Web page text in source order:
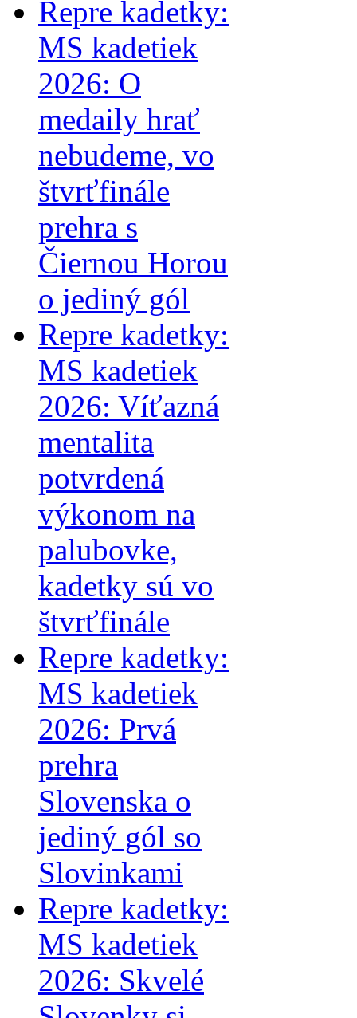
Repre kadetky:
MS kadetiek
2026: O
medaily hrať
nebudeme, vo
štvrťfinále
prehra s
Čiernou Horou
o jediný gól
Repre kadetky:
MS kadetiek
2026: Víťazná
mentalita
potvrdená
výkonom na
palubovke,
kadetky sú vo
štvrťfinále
Repre kadetky:
MS kadetiek
2026: Prvá
prehra
Slovenska o
jediný gól so
Slovinkami
Repre kadetky:
MS kadetiek
2026: Skvelé